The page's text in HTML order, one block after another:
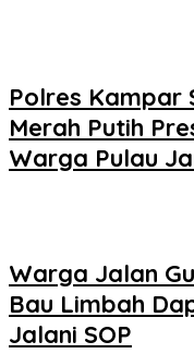
Polres Kampar
Merah Putih
Warga Pulau
Warga Jalan
Bau Limbah
Jalani SOP